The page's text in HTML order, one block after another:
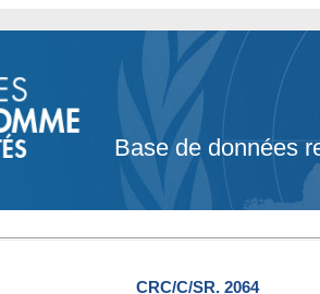
Base de données
CRC/C/SR. 2064